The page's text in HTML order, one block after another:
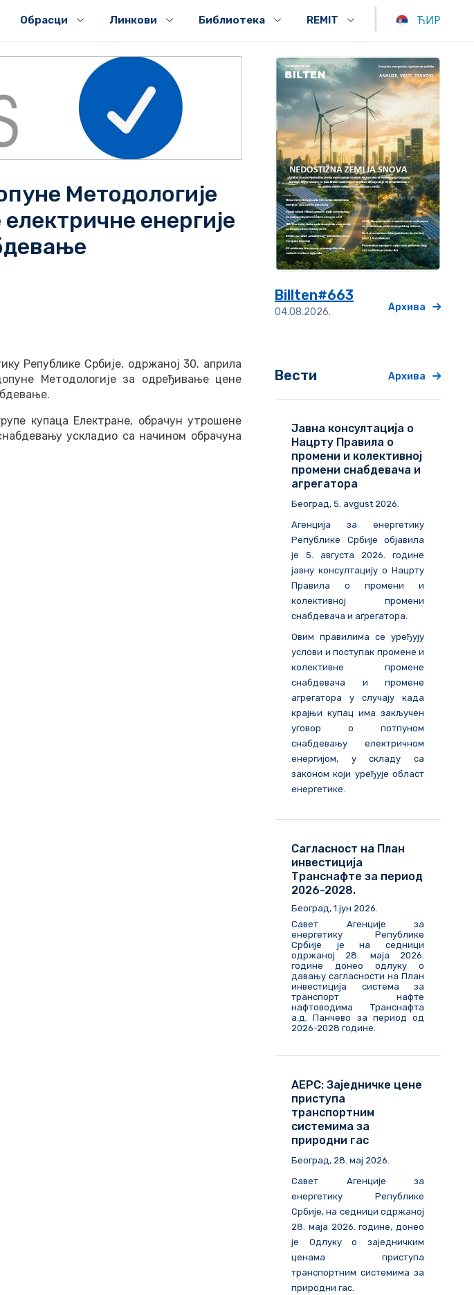
Обрасци Линкови Библиотека REMIT | ЋИР
Методологије
енергије
Републике Србије, одржаној 30. априла
Методологије за одређивање цене
купаца Електране, обрачун утрошене
ускладио са начином обрачуна
Billten#663
04.08.2026. Архива
Вести Архива
Јавна консултација о
Нацрту Правила о
промени и колективној
промени снабдевача и
агрегатора
Београд, 5. avgust 2026.
Агенција за енергетику
Републике Србије објавила
је 5. августа 2026. године
јавну консултацију о Нацрту
Правила о промени и
колективној промени
снабдевача и агрегатора.
Овим правилима се уређују
услови и поступак промене и
колективне промене
снабдевача и промене
агрегатора у случају када
крајњи купац има закључен
уговор о потпуном
снабдевању електричном
енергијом, у складу са
законом који уређује област
енергетике.
Сагласност на План
инвестиција
Транснафте за период
2026-2028.
Београд, 1.јун 2026.
Савет Агенције за
енергетику Републике
Србије је на седници
одржаној 28. маја 2026.
године донео одлуку о
давању сагласности на План
инвестиција система за
транспорт нафте
нафтоводима Транснафта
а.д. Панчево за период од
2026-2028 године.
АЕРС: Заједничке цене
приступа
транспортним
системима за
природни гас
Београд, 28. мај 2026.
Савет Агенције за
енергетику Републике
Србије, на седници одржаној
28. маја 2026. године, донео
је Одлуку о заједничким
ценама приступа
транспортним системима за
природни гас.